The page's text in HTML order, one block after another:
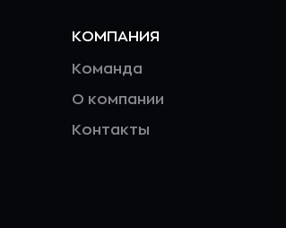
КОМПАНИЯ
Команда
О компании
Контакты